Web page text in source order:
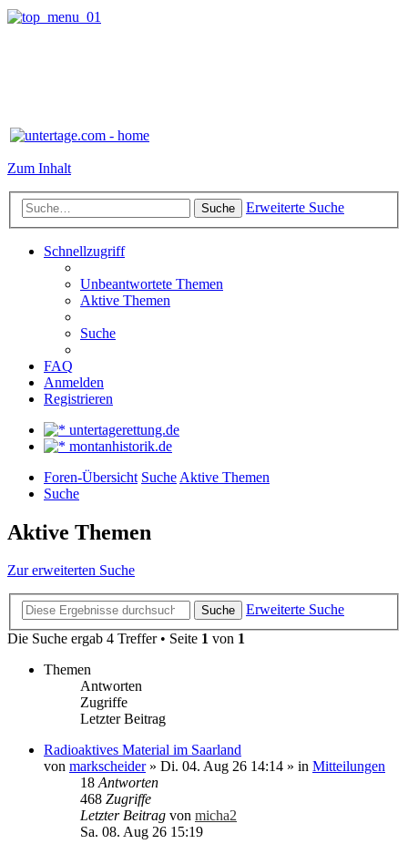
Zum Inhalt
Suche Erweiterte Suche
Schnellzugriff
Unbeantwortete Themen
Aktive Themen
Suche
FAQ
Anmelden
Registrieren
untertagerettung.de
montanhistorik.de
Foren-Übersicht Suche Aktive Themen
Suche
Aktive Themen
Zur erweiterten Suche
Suche
Erweiterte Suche
Die Suche ergab 4 Treffer • Seite 1 von 1
Themen
Antworten
Zugriffe
Letzter Beitrag
Radioaktives Material im Saarland
von markscheider» Di. 04. Aug 26 14:14 » in Mitteilungen
18 Antworten
468 Zugriffe
Letzter Beitrag von micha2
Sa. 08. Aug 26 15:19